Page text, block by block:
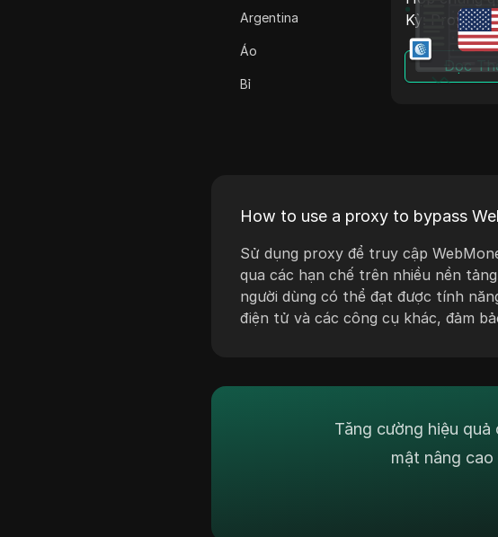
Cash App
ClickBank
Coinbase
Dailymotion
Deezer
Discord
Disney+
Argentina
Áo
Bỉ
Síp
Séc
Đan Mạch
Estonia
Hy Lạp
Kỳ: Proxy
WebMoney +
phát hiện
Đọc
How to use a proxy to bypass
Sử dụng proxy để truy cập
qua các hạn chế trên nhiều nền
người dùng có thể đạt được tính
điện tử và các công cụ khác, đảm
Tăng cường hiệu
mật nâng